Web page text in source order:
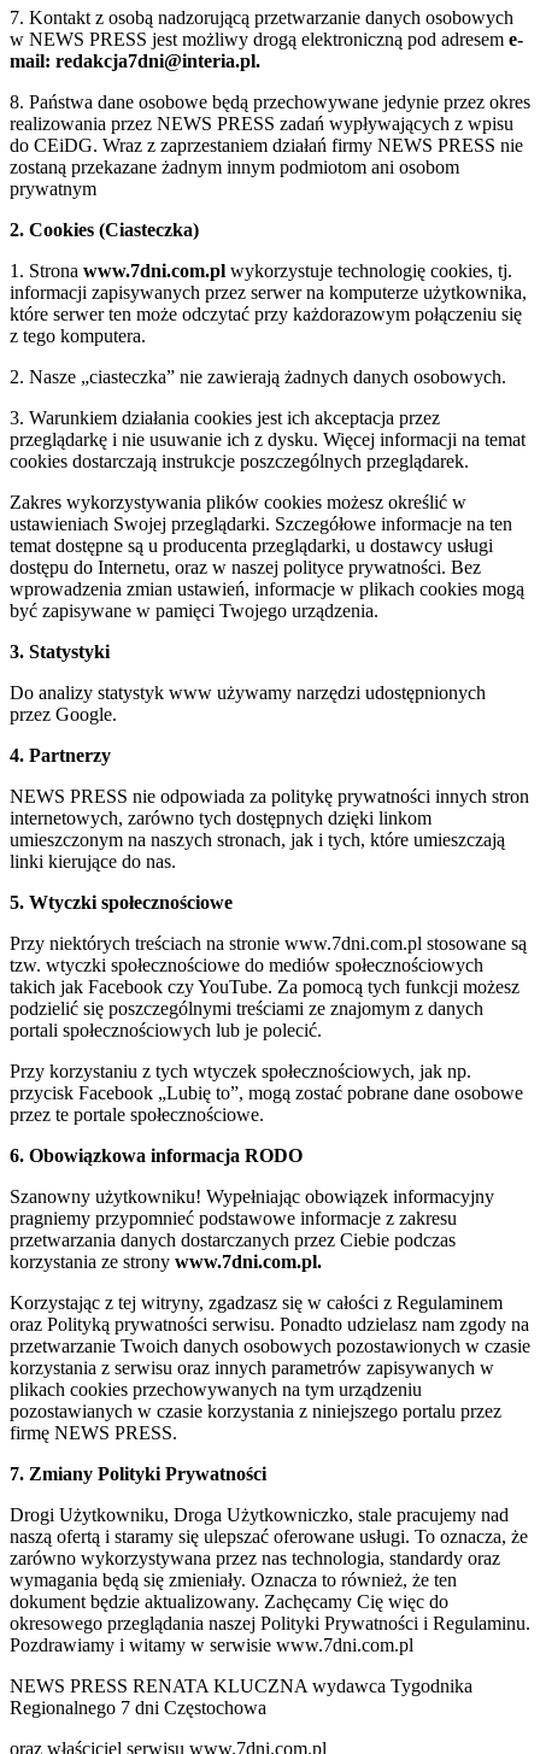
7. Kontakt z osobą nadzorującą przetwarzanie danych osobowych
w NEWS PRESS jest możliwy drogą elektroniczną pod adresem e-
mail: redakcja7dni@interia.pl.
8. Państwa dane osobowe będą przechowywane jedynie przez okres
realizowania przez NEWS PRESS zadań wypływających z wpisu
do CEiDG. Wraz z zaprzestaniem działań firmy NEWS PRESS nie
zostaną przekazane żadnym innym podmiotom ani osobom
prywatnym
2. Cookies (Ciasteczka)
1. Strona www.7dni.com.pl wykorzystuje technologię cookies, tj.
informacji zapisywanych przez serwer na komputerze użytkownika,
które serwer ten może odczytać przy każdorazowym połączeniu się
z tego komputera.
2. Nasze „ciasteczka” nie zawierają żadnych danych osobowych.
3. Warunkiem działania cookies jest ich akceptacja przez
przeglądarkę i nie usuwanie ich z dysku. Więcej informacji na temat
cookies dostarczają instrukcje poszczególnych przeglądarek.
Zakres wykorzystywania plików cookies możesz określić w
ustawieniach Swojej przeglądarki. Szczegółowe informacje na ten
temat dostępne są u producenta przeglądarki, u dostawcy usługi
dostępu do Internetu, oraz w naszej polityce prywatności. Bez
wprowadzenia zmian ustawień, informacje w plikach cookies mogą
być zapisywane w pamięci Twojego urządzenia.
3. Statystyki
Do analizy statystyk www używamy narzędzi udostępnionych
przez Google.
4. Partnerzy
NEWS PRESS nie odpowiada za politykę prywatności innych stron
internetowych, zarówno tych dostępnych dzięki linkom
umieszczonym na naszych stronach, jak i tych, które umieszczają
linki kierujące do nas.
5. Wtyczki społecznościowe
Przy niektórych treściach na stronie www.7dni.com.pl stosowane są
tzw. wtyczki społecznościowe do mediów społecznościowych
takich jak Facebook czy YouTube. Za pomocą tych funkcji możesz
podzielić się poszczególnymi treściami ze znajomym z danych
portali społecznościowych lub je polecić.
Przy korzystaniu z tych wtyczek społecznościowych, jak np.
przycisk Facebook „Lubię to”, mogą zostać pobrane dane osobowe
przez te portale społecznościowe.
6. Obowiązkowa informacja RODO
Szanowny użytkowniku! Wypełniając obowiązek informacyjny
pragniemy przypomnieć podstawowe informacje z zakresu
przetwarzania danych dostarczanych przez Ciebie podczas
korzystania ze strony www.7dni.com.pl.
Korzystając z tej witryny, zgadzasz się w całości z Regulaminem
oraz Polityką prywatności serwisu. Ponadto udzielasz nam zgody na
przetwarzanie Twoich danych osobowych pozostawionych w czasie
korzystania z serwisu oraz innych parametrów zapisywanych w
plikach cookies przechowywanych na tym urządzeniu
pozostawianych w czasie korzystania z niniejszego portalu przez
firmę NEWS PRESS.
7. Zmiany Polityki Prywatności
Drogi Użytkowniku, Droga Użytkowniczko, stale pracujemy nad
naszą ofertą i staramy się ulepszać oferowane usługi. To oznacza, że
zarówno wykorzystywana przez nas technologia, standardy oraz
wymagania będą się zmieniały. Oznacza to również, że ten
dokument będzie aktualizowany. Zachęcamy Cię więc do
okresowego przeglądania naszej Polityki Prywatności i Regulaminu.
Pozdrawiamy i witamy w serwisie www.7dni.com.pl
NEWS PRESS RENATA KLUCZNA wydawca Tygodnika
Regionalnego 7 dni Częstochowa
oraz właściciel serwisu www.7dni.com.pl